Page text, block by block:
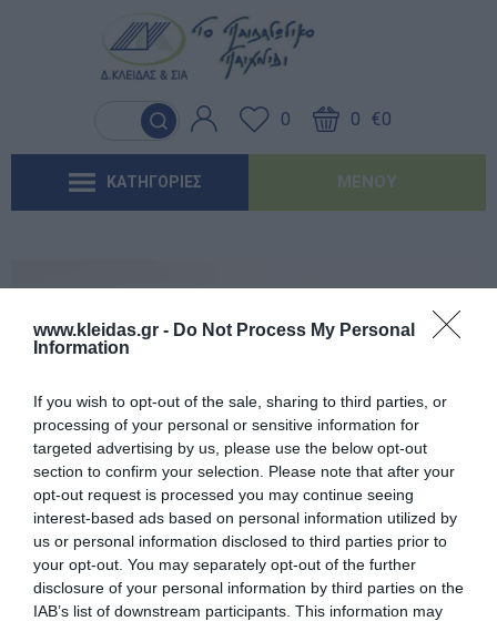
www.kleidas.gr - Do Not Process My Personal
Information
If you wish to opt-out of the sale, sharing to third parties, or
processing of your personal or sensitive information for
targeted advertising by us, please use the below opt-out
section to confirm your selection. Please note that after your
opt-out request is processed you may continue seeing
interest-based ads based on personal information utilized by
us or personal information disclosed to third parties prior to
your opt-out. You may separately opt-out of the further
disclosure of your personal information by third parties on the
IAB’s list of downstream participants. This information may
0 0 €0
ΚΑΤΗΓΟΡΙΕΣ ΜΕΝΟΎ
Εγγεγραμμένος πελάτης
Γλώσσα & Γραφή
Ανακαλύπτοντας τα Μαθηματικά
Φυσικές Επιστήμες
Λογοθεραπεία
Προβλήματα Όρασης
Βασικός εξοπλισμός & Μονάδες
Χειροτεχνία
Χορός & Θέατρο
Παιχνίδια Κήπου
Επαγγελματικές Παιδικές Χαρές
Συνθέσεις Παιδικής Χαράς για ΑμεΑ
Ιδέες για τα Χριστούγεννα
Ιδέες για τις Απόκριες
Ιδέες για το Πάσχα
Έντυπα-Βιβλία Παιδικών Σταθμων
Έντυπα-Βιβλία Νηπιαγωγείων
Έντυπα-Βιβλία Δημοτικών
'Έντυπα-Βιβλία Σχολικών Επιτροπών
Αναμνηστικά Νηπιαγωγείων